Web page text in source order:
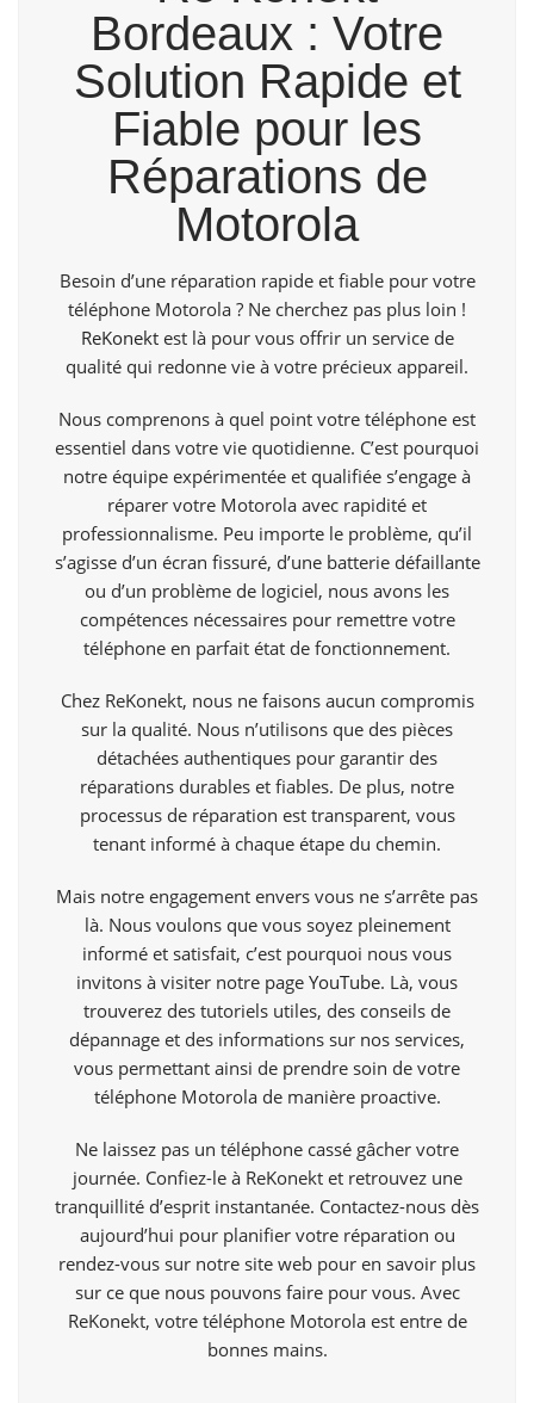
Bordeaux : Votre
Solution Rapide et
Fiable pour les
Réparations de
Motorola
Besoin d’une réparation rapide et fiable pour votre
téléphone Motorola ? Ne cherchez pas plus loin !
ReKonektest là pour vous offrir un service de
qualité qui redonne vie à votre précieux appareil.
Nous comprenons à quel point votre téléphone est
essentiel dans votre vie quotidienne. C’est pourquoi
notre équipe expérimentée et qualifiée s’engage à
réparer votre Motorola avec rapidité et
professionnalisme. Peu importe le problème, qu’il
s’agisse d’un écran fissuré, d’une batterie défaillante
ou d’un problème de logiciel, nous avons les
compétences nécessaires pour remettre votre
téléphone en parfait état de fonctionnement.
Chez ReKonekt, nous ne faisons aucun compromis
sur la qualité. Nous n’utilisons que des pièces
détachées authentiques pour garantir des
réparations durables et fiables. De plus, notre
processus de réparation est transparent, vous
tenant informé à chaque étape du chemin.
Mais notre engagement envers vous ne s’arrête pas
là. Nous voulons que vous soyez pleinement
informé et satisfait, c’est pourquoi nous vous
invitons à visiter notre page YouTube. Là, vous
trouverez des tutoriels utiles, des conseils de
dépannage et des informations sur nos services,
vous permettant ainsi de prendre soin de votre
téléphone Motorola de manière proactive.
Ne laissez pas un téléphone cassé gâcher votre
journée. Confiez-le à ReKonekt et retrouvez une
tranquillité d’esprit instantanée. Contactez-nous dès
aujourd’hui pour planifier votre réparation ou
rendez-vous sur notre site web pour en savoir plus
sur ce que nous pouvons faire pour vous. Avec
ReKonekt, votre téléphone Motorola est entre de
bonnes mains.